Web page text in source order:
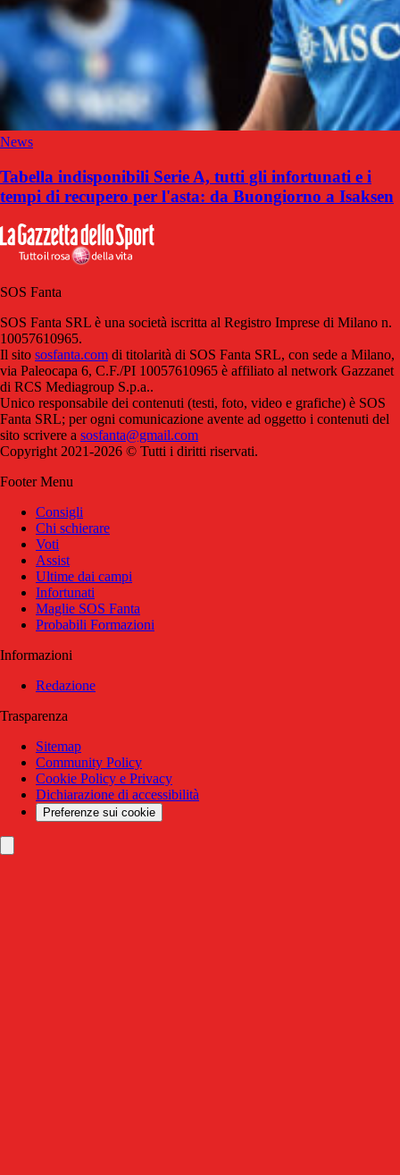
News
Tabella indisponibili Serie A, tutti gli infortunati e i
tempi di recupero per l'asta: da Buongiorno a Isaksen
SOS Fanta
SOS Fanta SRL è una società iscritta al Registro Imprese di Milano n.
10057610965.
Il sito sosfanta.com di titolarità di SOS Fanta SRL, con sede a Milano,
via Paleocapa 6, C.F./PI 10057610965 è affiliato al network Gazzanet
di RCS Mediagroup S.p.a..
Unico responsabile dei contenuti (testi, foto, video e grafiche) è SOS
Fanta SRL; per ogni comunicazione avente ad oggetto i contenuti del
sito scrivere a sosfanta@gmail.com
Copyright 2021-2026 © Tutti i diritti riservati.
Footer Menu
Consigli
Chi schierare
Voti
Assist
Ultime dai campi
Infortunati
Maglie SOS Fanta
Probabili Formazioni
Informazioni
Redazione
Trasparenza
Sitemap
Community Policy
Cookie Policy e Privacy
Dichiarazione di accessibilità
Preferenze sui cookie